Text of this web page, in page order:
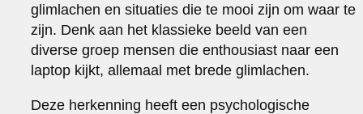
glimlachen en situaties die te mooi zijn om waar te
zijn. Denk aan het klassieke beeld van een
diverse groep mensen die enthousiast naar een
laptop kijkt, allemaal met brede glimlachen.
Deze herkenning heeft een psychologische